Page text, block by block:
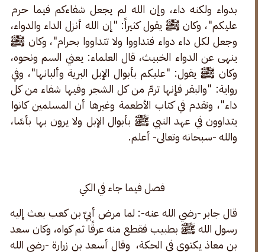
بدواء ولكنه داء، وإن الله لم يجعل شفاءكم فيما حرم
عليكم"، وكان ﷺ يقول كثيراً: "إن الله أنزل الداء والدواء،
وجعل لكل داء دواء فتداووا ولا تتداووا بحرام"، وكان ﷺ
ينهى عن الدواء الخبيث، قال العلماء: يعني السم ونحوه،
وكان ﷺ يقول: "عليكم بأبوال الإبل البرية وألبانها"، وفي
رواية: "والبقر فإنها ترمّ من كل الشجر وفيها شفاء من كل
داء"، وتقدم في كتاب الأطعمة وغيرها أن المسلمين كانوا
يتداوون في عهد النبي ﷺ بأبوال الإبل ولا يرون بها بأسًا،
والله -سبحانه وتعالى- أعلم.
فصل فيما جاء في الكي
قال جابر -رضي الله عنه-: لما مرض أبيّ بن كعب بعث إليه
رسول الله ﷺ بطبيب فقطع منه عرقًا ثم كواه، وكان سعد
بن معاذ يكتوي في الحكة،  وقال أسعد بن زرارة -رضي الله